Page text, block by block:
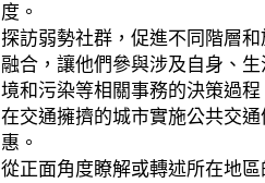
度。
探訪弱勢社群，促進不同階層和
融合，讓他們參與涉及自身、生
境和污染等相關事務的決策過程
在交通擁擠的城市實施公共交通
惠。
從正面角度瞭解或轉述所在地區